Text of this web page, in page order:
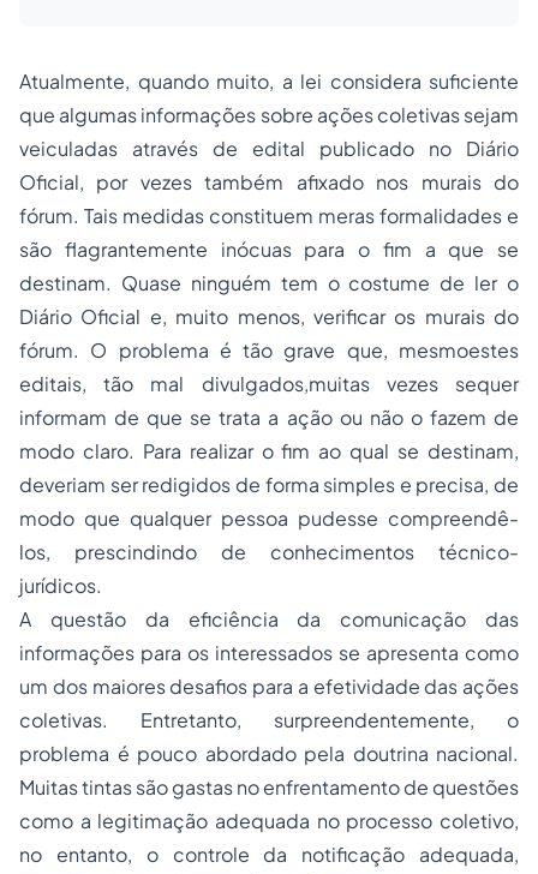
Atualmente, quando muito, a lei considera suficiente
que algumas informações sobre ações coletivas sejam
veiculadas através de edital publicado no Diário
Oficial, por vezes também afixado nos murais do
fórum. Tais medidas constituem meras formalidades e
são flagrantemente inócuas para o fim a que se
destinam. Quase ninguém tem o costume de ler o
Diário Oficial e, muito menos, verificar os murais do
fórum. O problema é tão grave que, mesmoestes
editais, tão mal divulgados,muitas vezes sequer
informam de que se trata a ação ou não o fazem de
modo claro. Para realizar o fim ao qual se destinam,
deveriam ser redigidos de forma simples e precisa, de
modo que qualquer pessoa pudesse compreendê-
los, prescindindo de conhecimentos técnico-
jurídicos.
A questão da eficiência da comunicação das
informações para os interessados se apresenta como
um dos maiores desafios para a efetividade das ações
coletivas. Entretanto, surpreendentemente, o
problema é pouco abordado pela doutrina nacional.
Muitas tintas são gastas no enfrentamento de questões
como a legitimação adequada no processo coletivo,
no entanto, o controle da notificação adequada,